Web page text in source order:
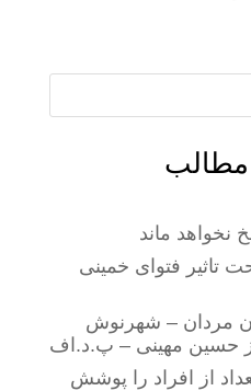
مطالب
ماند
فتوای خمینی
مردان – شهرنوش
حسین مهینی – پ.د.اف
چه تعداد از افراد را پوشش